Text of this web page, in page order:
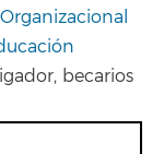
becarios